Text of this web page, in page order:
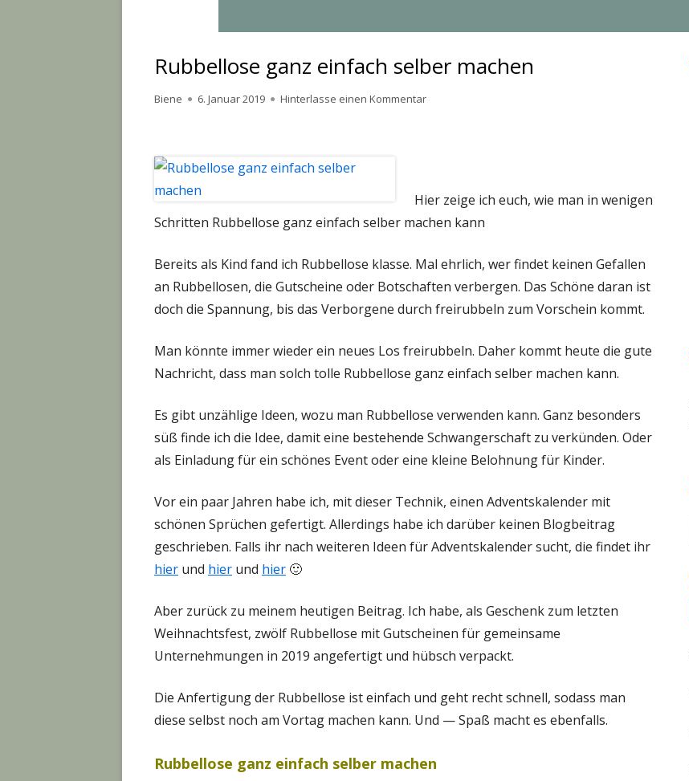
MUFFINS
KLEINGEBÄCK
JUBILÄUM
Rubbellose ganz einfach selber machen
Autor
Biene
Veröffentlicht
6. Januar 2019 Hinterlasse einen Kommentarzu Rubbellose ganz einfach selber machen
Hier zeige ich euch, wie man in wenigen
Schritten Rubbellose ganz einfach selber machen kann
Bereits als Kind fand ich Rubbellose klasse. Mal ehrlich, wer findet keinen Gefallen
an Rubbellosen, die Gutscheine oder Botschaften verbergen. Das Schöne daran ist
doch die Spannung, bis das Verborgene durch freirubbeln zum Vorschein kommt.
Man könnte immer wieder ein neues Los freirubbeln. Daher kommt heute die gute
Nachricht, dass man solch tolle Rubbellose ganz einfach selber machen kann.
Es gibt unzählige Ideen, wozu man Rubbellose verwenden kann. Ganz besonders
süß finde ich die Idee, damit eine bestehende Schwangerschaft zu verkünden. Oder
als Einladung für ein schönes Event oder eine kleine Belohnung für Kinder.
Vor ein paar Jahren habe ich, mit dieser Technik, einen Adventskalender mit
schönen Sprüchen gefertigt. Allerdings habe ich darüber keinen Blogbeitrag
geschrieben. Falls ihr nach weiteren Ideen für Adventskalender sucht, die findet ihr
hier und hier und hier 🙂
Aber zurück zu meinem heutigen Beitrag. Ich habe, als Geschenk zum letzten
Weihnachtsfest, zwölf Rubbellose mit Gutscheinen für gemeinsame
Unternehmungen in 2019 angefertigt und hübsch verpackt.
Die Anfertigung der Rubbellose ist einfach und geht recht schnell, sodass man
diese selbst noch am Vortag machen kann. Und — Spaß macht es ebenfalls.
Rubbellose ganz einfach selber machen